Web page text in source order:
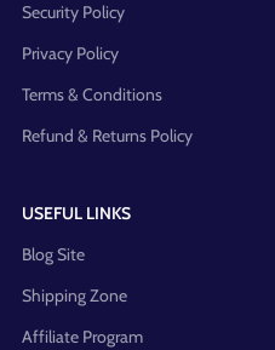
Security Policy
Privacy Policy
Terms & Conditions
Refund & Returns Policy
USEFUL LINKS
Blog Site
Shipping Zone
Affiliate Program